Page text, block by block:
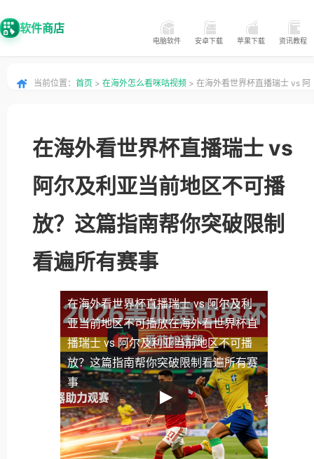
软件商店
电脑软件 安卓下载 苹果下载 资讯教程
当前位置： 首页 > 在海外怎么看咪咕视频 > 在海外看世界杯直播瑞士 vs 阿
在海外看世界杯直播瑞士 vs
阿尔及利亚当前地区不可播
放？这篇指南帮你突破限制
看遍所有赛事
在海外看世界杯直播瑞士 vs 阿尔及利
亚当前地区不可播放在海外看世界杯直
播瑞士 vs 阿尔及利亚当前地区不可播
放？这篇指南帮你突破限制看遍所有赛
事